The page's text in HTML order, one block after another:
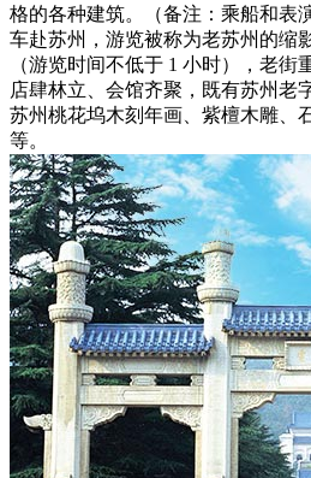
格的各种建筑。（备注：乘船和表
车赴苏州，游览被称为老苏州的缩
（游览时间不低于 1 小时），老街
店肆林立、会馆齐聚，既有苏州老
苏州桃花坞木刻年画、紫檀木雕、
等。